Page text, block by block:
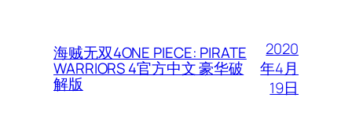
海贼无双4ONE PIECE: PIRATE
WARRIORS 4官方中文 豪华破
解版
2020
年4月
19日